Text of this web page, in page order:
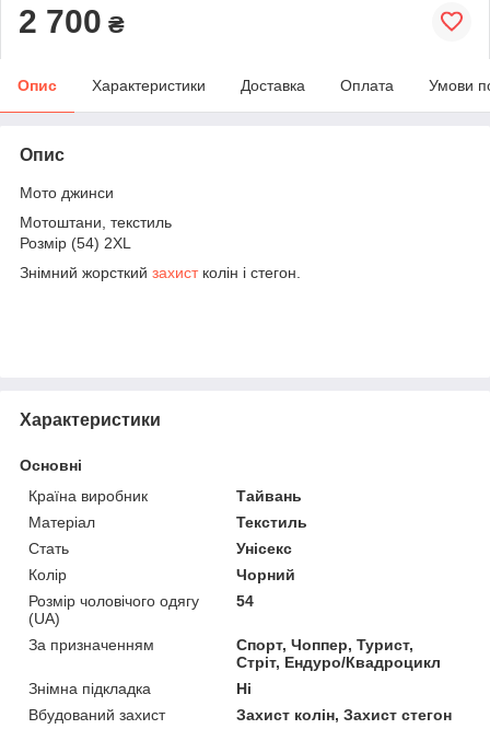
2 700 ₴
Опис Характеристики Доставка Оплата Умови
Опис
Мото джинси
Мотоштани, текстиль
Розмір (54) 2XL
Знімний жорсткий захистколін і стегон.
Характеристики
Основні
Країна виробник
Тайвань
Матеріал
Текстиль
Стать
Унісекс
Колір
Чорний
Розмір чоловічого одягу
(UA)
54
За призначенням
Спорт, Чоппер, Турист,
Стріт, Ендуро/Квадроцикл
Знімна підкладка
Ні
Вбудований захист
Захист колін, Захист стегон